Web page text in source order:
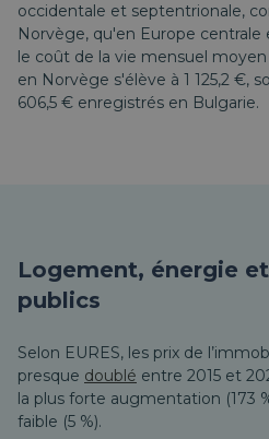
occidentale et septentrionale,
Norvège, qu'en Europe
le coût de la vie mensuel
en Norvège s'élève à 1 125,2 €,
606,5 € enregistrés en Bulgarie.
Logement, énergie
publics
Selon EURES, les prix de
presque doublé entre 2015 et
la plus forte augmentation (173
faible (5 %).